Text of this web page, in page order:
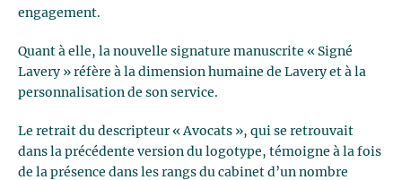
engagement.
Quant à elle, la nouvelle signature manuscrite « Signé
Lavery » réfère à la dimension humaine de Lavery et à la
personnalisation de son service.
Le retrait du descripteur « Avocats », qui se retrouvait
dans la précédente version du logotype, témoigne à la fois
de la présence dans les rangs du cabinet d’un nombre